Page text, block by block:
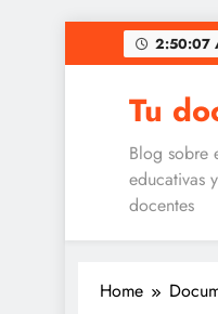
to
2:50:07
Tu
Blog sobre
educativas
docentes
Home